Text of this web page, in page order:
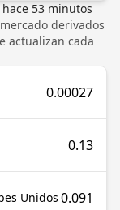
53 minutos
derivados
actualizan cada
0.00027
0.13
Unidos 0.091